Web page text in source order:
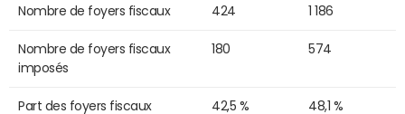
Nombre de foyers fiscaux 424 1 186
Nombre de foyers fiscaux
imposés
180 574
Part des foyers fiscaux
42,5 % 48,1 %